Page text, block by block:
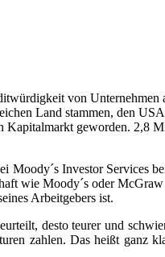
von
Land stammen, den
geworden. 2,8
Investor Services
wie Moody´s oder
Arbeitgebers ist.
desto teurer und
zahlen. Das heißt ganz